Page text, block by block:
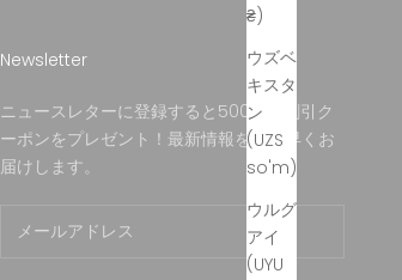
₴)
ウズベ
キスタ
ン
(UZS
so'm)
ウルグ
アイ
(UYU
Newsletter
ニュースレターに登録すると500円の割引ク
ーポンをプレゼント！最新情報をいち早くお
届けします。